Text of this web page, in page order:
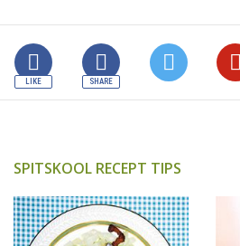
SPITSKOOL RECEPT TIPS